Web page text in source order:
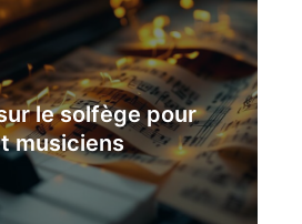
le solfège pour
musiciens